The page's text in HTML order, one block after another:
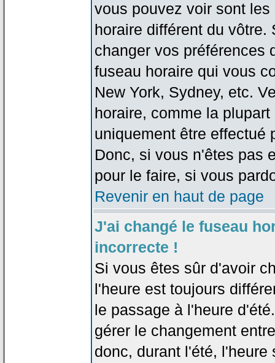
vous pouvez voir sont
horaire différent du
changer vos préférences
fuseau horaire qui vous
New York, Sydney, etc.
horaire, comme la
uniquement être effectué
Donc, si vous n'êtes pas
pour le faire, si vous
Revenir en haut de page
J'ai changé le fuseau
incorrecte !
Si vous êtes sûr d'avoir
l'heure est toujours
le passage à l'heure
gérer le changement
donc, durant l'été, l'heure